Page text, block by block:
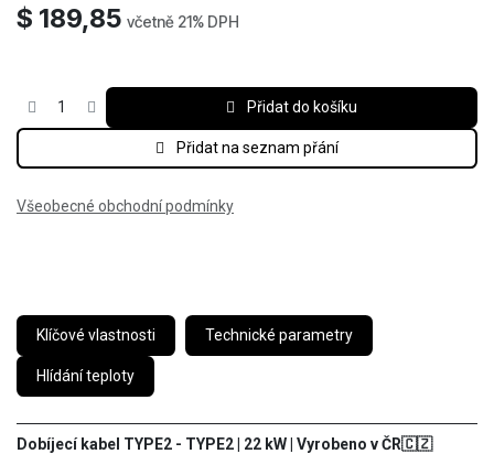
$ 189,85 včetně 21% DPH
Přidat do košíku
Přidat na seznam přání
Všeobecné obchodní podmínky
Klíčové vlastnosti Technické parametry
Hlídání teploty
Dobíjecí kabel TYPE2 - TYPE2 | 22 kW | Vyrobeno v ČR🇨🇿